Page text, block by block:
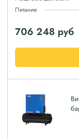
Питание
706 248 руб